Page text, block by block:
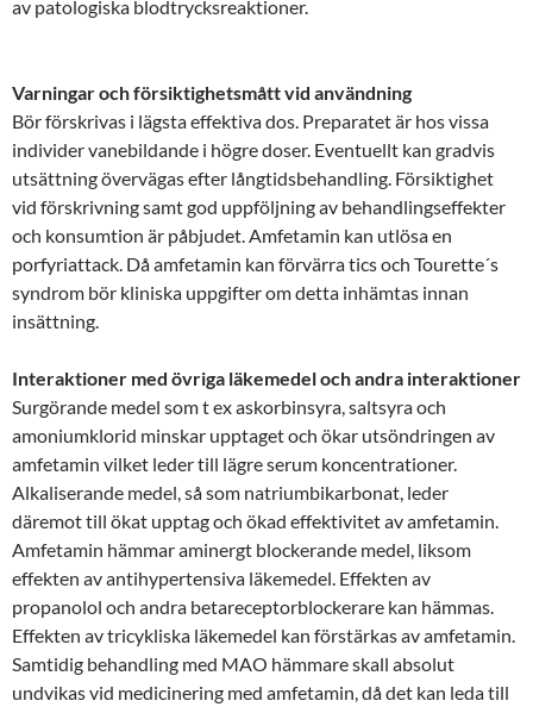
av patologiska blodtrycksreaktioner.
Varningar och försiktighetsmått vid användning
Bör förskrivas i lägsta effektiva dos. Preparatet är hos vissa
individer vanebildande i högre doser. Eventuellt kan gradvis
utsättning övervägas efter långtidsbehandling. Försiktighet
vid förskrivning samt god uppföljning av behandlingseffekter
och konsumtion är påbjudet. Amfetamin kan utlösa en
porfyriattack. Då amfetamin kan förvärra tics och Tourette´s
syndrom bör kliniska uppgifter om detta inhämtas innan
insättning.
Interaktioner med övriga läkemedel och andra interaktioner
Surgörande medel som t ex askorbinsyra, saltsyra och
amoniumklorid minskar upptaget och ökar utsöndringen av
amfetamin vilket leder till lägre serum koncentrationer.
Alkaliserande medel, så som natriumbikarbonat, leder
däremot till ökat upptag och ökad effektivitet av amfetamin.
Amfetamin hämmar aminergt blockerande medel, liksom
effekten av antihypertensiva läkemedel. Effekten av
propanolol och andra betareceptorblockerare kan hämmas.
Effekten av tricykliska läkemedel kan förstärkas av amfetamin.
Samtidig behandling med MAO hämmare skall absolut
undvikas vid medicinering med amfetamin, då det kan leda till